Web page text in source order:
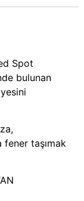
Spot
bulunan
fener taşımak